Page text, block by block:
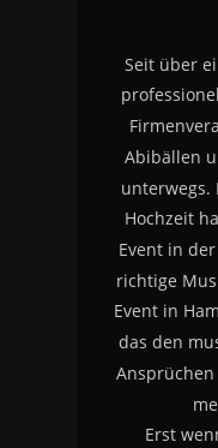
Seit über
Abibällen
unterwegs.
Hochzeit
Event in
richtige
Event in
das den
Erst